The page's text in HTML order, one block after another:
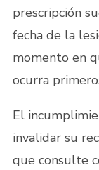
prescripción
fecha de la
momento en
ocurra
El
invalidar su
que consulte